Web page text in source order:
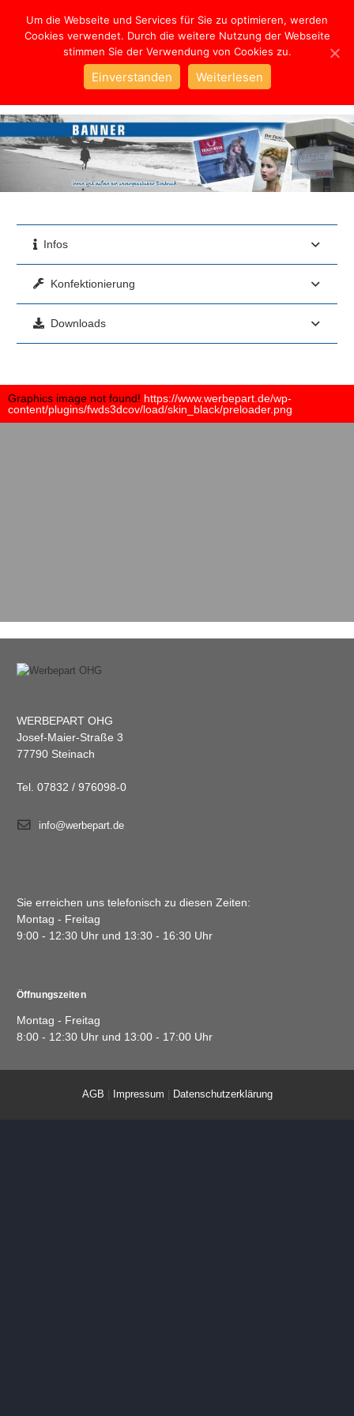
PVC
Infos
Konfektionierung
Downloads
Graphics image not found! https://www.werbepart.de/wp-
content/plugins/fwds3dcov/load/skin_black/preloader.png
WERBEPART OHG
Josef-Maier-Straße 3
77790 Steinach
Tel. 07832 / 976098-0
info@werbepart.de
Sie erreichen uns telefonisch zu diesen Zeiten:
Montag - Freitag
9:00 - 12:30 Uhr und 13:30 - 16:30 Uhr
Öffnungszeiten
Montag - Freitag
8:00 - 12:30 Uhr und 13:00 - 17:00 Uhr
AGB Impressum Datenschutzerklärung
Um die Webseite und Services für Sie zu optimieren, werden
Cookies verwendet. Durch die weitere Nutzung der Webseite
stimmen Sie der Verwendung von Cookies zu.
Einverstanden Weiterlesen